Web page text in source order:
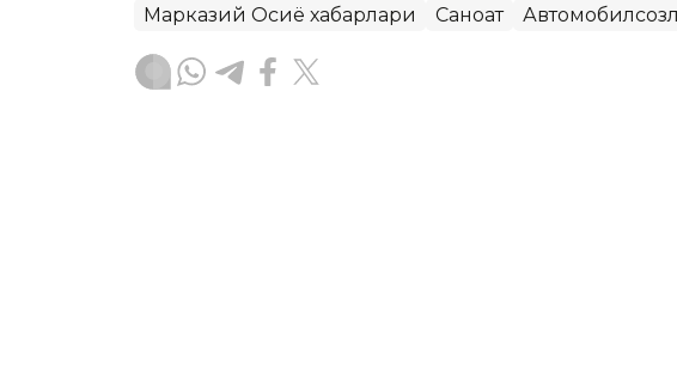
Марказий Осиё хабарлари Саноат